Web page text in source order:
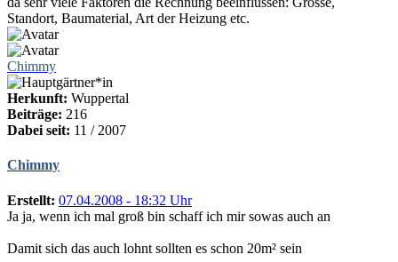
Standort, Baumaterial, Art der Heizung etc.
Chimmy
Herkunft: Wuppertal
Beiträge: 216
Dabei seit: 11 / 2007
Chimmy
Erstellt: 07.04.2008 - 18:32 Uhr
Ja ja, wenn ich mal groß bin schaff ich mir sowas auch an
Damit sich das auch lohnt sollten es schon 20m² sein